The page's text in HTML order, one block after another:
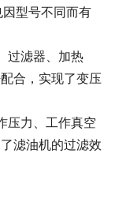
型号不同而有
过滤器、加热
合，实现了变压
力、工作真空
滤油机的过滤效